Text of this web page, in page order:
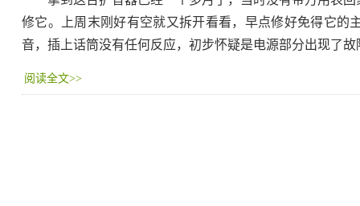
修它。上周末刚好有空就又拆开看看，早点修好免得它的
音，插上话筒没有任何反应，初步怀疑是电源部分出现了故
阅读全文>>